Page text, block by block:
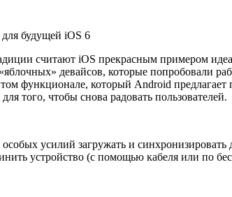
считают iOS прекрасным примером
девайсов, которые попробовали
функционале, который Android
того, чтобы снова радовать пользователей.
усилий загружать и
устройство (с помощью кабеля или по